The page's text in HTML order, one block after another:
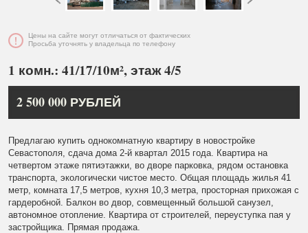
Цены на сайте могут отличаться от фактических
Просьба уточнять у владельца по телефону
1 комн.: 41/17/10м², этаж 4/5
2 500 000 РУБЛЕЙ
Предлагаю купить однокомнатную квартиру в новостройке
Севастополя, сдача дома 2-й квартал 2015 года. Квартира на
четвертом этаже пятиэтажки, во дворе парковка, рядом остановка
транспорта, экологически чистое место. Общая площадь жилья 41
метр, комната 17,5 метров, кухня 10,3 метра, просторная прихожая с
гардеробной. Балкон во двор, совмещенный большой санузел,
автономное отопление. Квартира от строителей, переуступка пая у
застройщика. Прямая продажа.